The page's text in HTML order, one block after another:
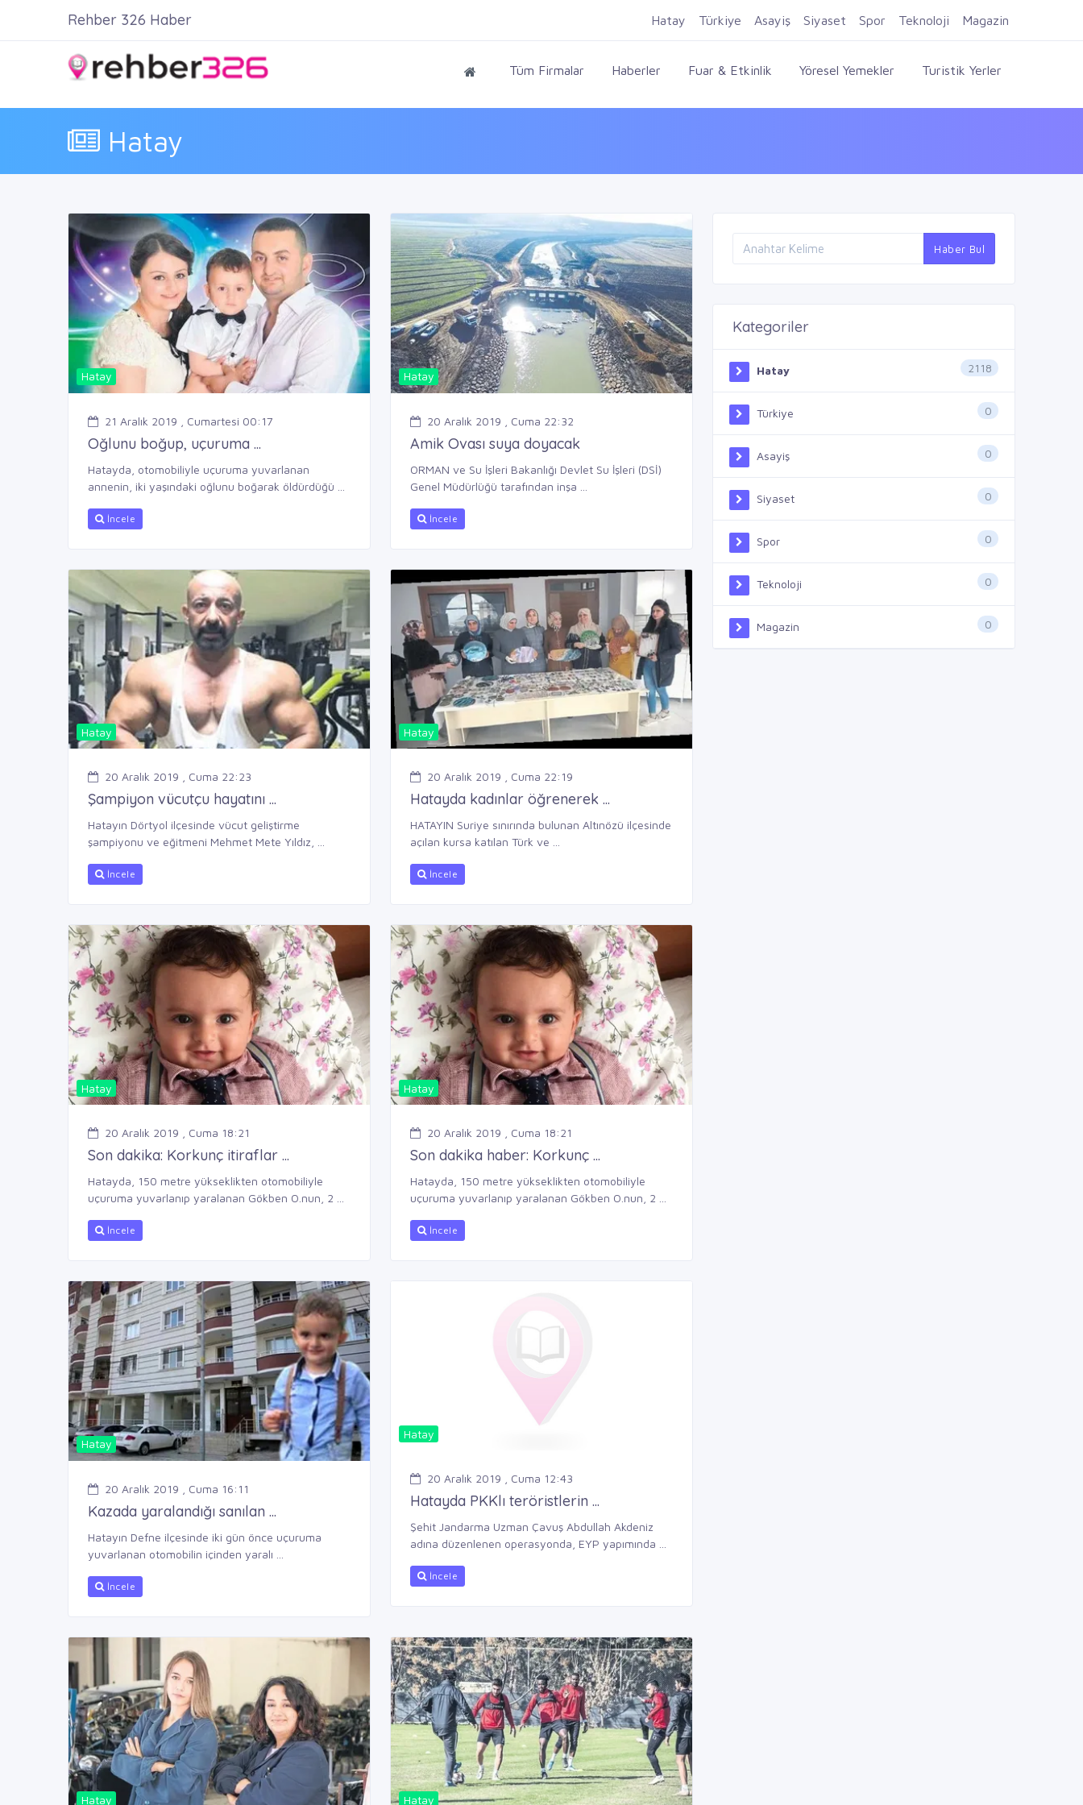
Firma Ekle Kayıt Ol Giriş Yap
Tüm Firmalar Haberler Fuar & Etkinlik Yöresel Yemekler Turistik Yerler
Hatay
Rehber 326 Haber Hatay Türkiye Asayiş Siyaset Spor Teknoloji Magazin
Hatay
21 Aralık 2019 , Cumartesi 00:17
Oğlunu boğup, uçuruma ...
Hatayda, otomobiliyle uçuruma yuvarlanan
annenin, iki yaşındaki oğlunu boğarak öldürdüğü ...
İncele
Hatay
20 Aralık 2019 , Cuma 22:32
Amik Ovası suya doyacak
ORMAN ve Su İşleri Bakanlığı Devlet Su İşleri (DSİ)
Genel Müdürlüğü tarafından inşa ...
İncele
Hatay
20 Aralık 2019 , Cuma 22:23
Şampiyon vücutçu hayatını ...
Hatayın Dörtyol ilçesinde vücut geliştirme
şampiyonu ve eğitmeni Mehmet Mete Yıldız, ...
İncele
Hatay
20 Aralık 2019 , Cuma 22:19
Hatayda kadınlar öğrenerek ...
HATAYIN Suriye sınırında bulunan Altınözü ilçesinde
açılan kursa katılan Türk ve ...
İncele
Hatay
20 Aralık 2019 , Cuma 18:21
Son dakika: Korkunç itiraflar ...
Hatayda, 150 metre yükseklikten otomobiliyle
uçuruma yuvarlanıp yaralanan Gökben O.nun, 2 ...
İncele
Hatay
20 Aralık 2019 , Cuma 18:21
Son dakika haber: Korkunç ...
Hatayda, 150 metre yükseklikten otomobiliyle
uçuruma yuvarlanıp yaralanan Gökben O.nun, 2 ...
İncele
Hatay
20 Aralık 2019 , Cuma 16:11
Kazada yaralandığı sanılan ...
Hatayın Defne ilçesinde iki gün önce uçuruma
yuvarlanan otomobilin içinden yaralı ...
İncele
Hatay
20 Aralık 2019 , Cuma 12:43
Hatayda PKKlı teröristlerin ...
Şehit Jandarma Uzman Çavuş Abdullah Akdeniz
adına düzenlenen operasyonda, EYP yapımında ...
İncele
Hatay Hatay
Haber Bul
Kategoriler
Hatay 2118
Türkiye 0
Asayiş 0
Siyaset 0
Spor 0
Teknoloji 0
Magazin 0